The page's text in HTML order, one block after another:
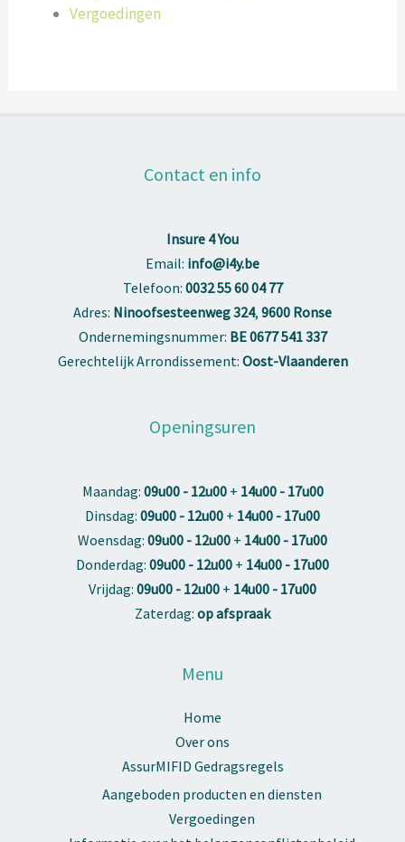
Vergoedingen
Contact en info
Insure 4 You
Email: info@i4y.be
Telefoon: 0032 55 60 04 77
Adres: Ninoofsesteenweg 324, 9600 Ronse
Ondernemingsnummer: BE 0677 541 337
Gerechtelijk Arrondissement: Oost-Vlaanderen
Openingsuren
Maandag: 09u00 - 12u00+ 14u00 - 17u00
Dinsdag: 09u00 - 12u00 + 14u00 - 17u00
Woensdag: 09u00 - 12u00 + 14u00 - 17u00
Donderdag: 09u00 - 12u00 + 14u00 - 17u00
Vrijdag: 09u00 - 12u00 + 14u00 - 17u00
Zaterdag: op afspraak
Menu
Home
Over ons
AssurMIFID Gedragsregels
Aangeboden producten en diensten
Vergoedingen